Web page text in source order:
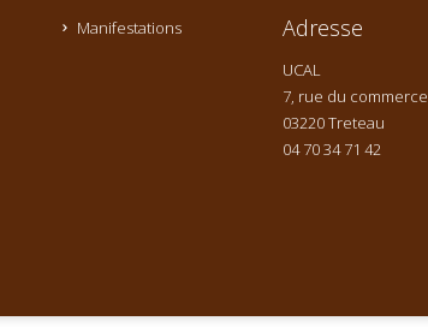
Manifestations
Adresse
UCAL
7, rue du commerce
03220 Treteau
04 70 34 71 42